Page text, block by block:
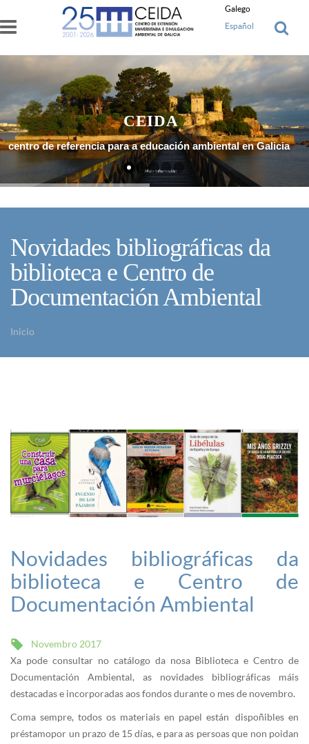
Ir o contido principal
Galego
Español
centro de referencia para a educación ambiental en Galicia
Máis Información
CEIDA
Novidades bibliográficas da
biblioteca e Centro de
Documentación Ambiental
Inicio
Novidades bibliográficas da
biblioteca e Centro de
Documentación Ambiental
Novembro 2017
Xa pode consultar no catálogo da nosa Biblioteca e Centro de
Documentación Ambiental, as novidades bibliográficas máis
destacadas e incorporadas aos fondos durante o mes de novembro.
Coma sempre, todos os materiais en papel están dispoñibles en
préstamo por un prazo de 15 días, e para as persoas que non poidan